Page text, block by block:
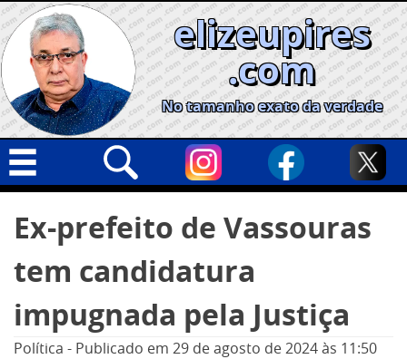
Skip
to
content
elizeupires
.com
No tamanho exato da verdade
Geral
Cidades
Política
Nacional
por:
Ex-prefeito de Vassouras
tem candidatura
impugnada pela Justiça
Política - Publicado em 29 de agosto de 2024às 11:50